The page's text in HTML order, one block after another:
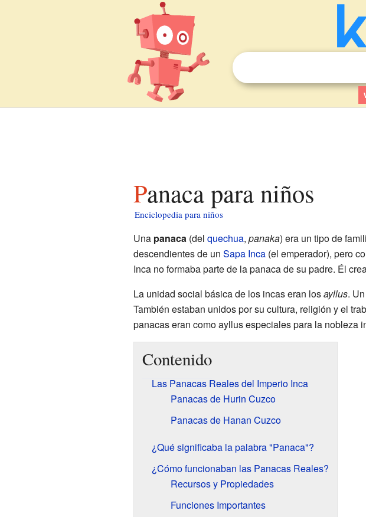
Panaca para niños
Enciclopedia para niños
Una panaca(del quechua, panaka) era un tipo de
descendientes de un Sapa Inca(el emperador), pero
Inca no formaba parte de la panaca de su padre. Él
La unidad social básica de los incas eran losayllus.
También estaban unidos por su cultura, religión y el
panacas eran como ayllus especiales para la nobleza
Contenido
Las Panacas Reales del Imperio Inca
Panacas de Hurin Cuzco
Panacas de Hanan Cuzco
¿Qué significaba la palabra "Panaca"?
¿Cómo funcionaban las Panacas Reales?
Recursos y Propiedades
Funciones Importantes